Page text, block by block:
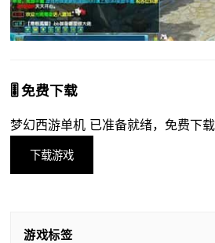
🎚️ 免费下载
梦幻西游单机 已准备就绪，免费下载
下载游戏
游戏标签